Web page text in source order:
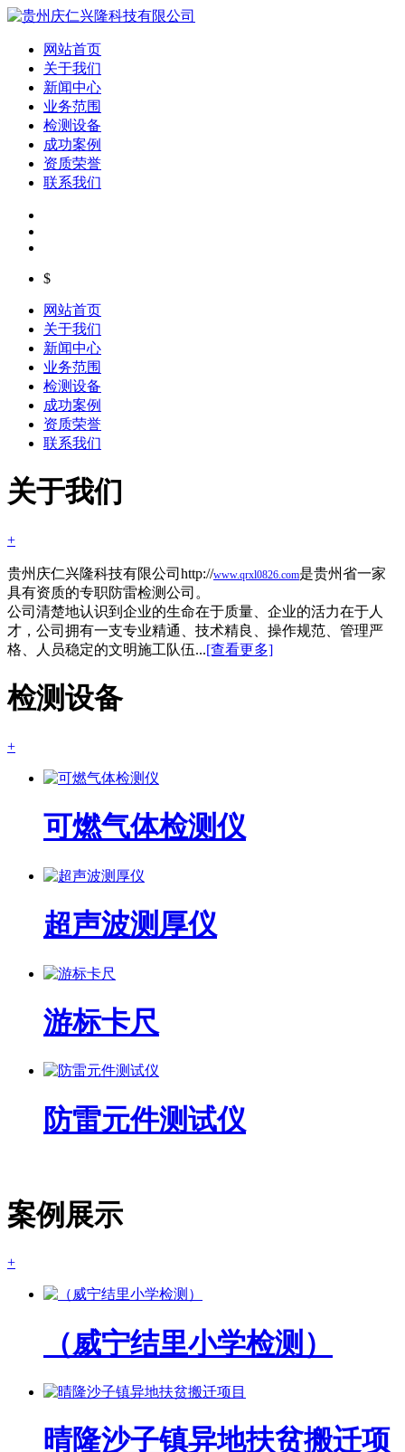
网站首页
关于我们
新闻中心
业务范围
检测设备
成功案例
资质荣誉
联系我们
$
网站首页
关于我们
新闻中心
业务范围
检测设备
成功案例
资质荣誉
联系我们
关于我们
+
贵州庆仁兴隆科技有限公司http://www.qrxl0826.com是贵州省一家
具有资质的专职防雷检测公司。
公司清楚地认识到企业的生命在于质量、企业的活力在于人
才，公司拥有一支专业精通、技术精良、操作规范、管理严
格、人员稳定的文明施工队伍...[查看更多]
检测设备
+
可燃气体检测仪
超声波测厚仪
游标卡尺
防雷元件测试仪
案例展示
+
（威宁结里小学检测）
晴隆沙子镇异地扶贫搬迁项